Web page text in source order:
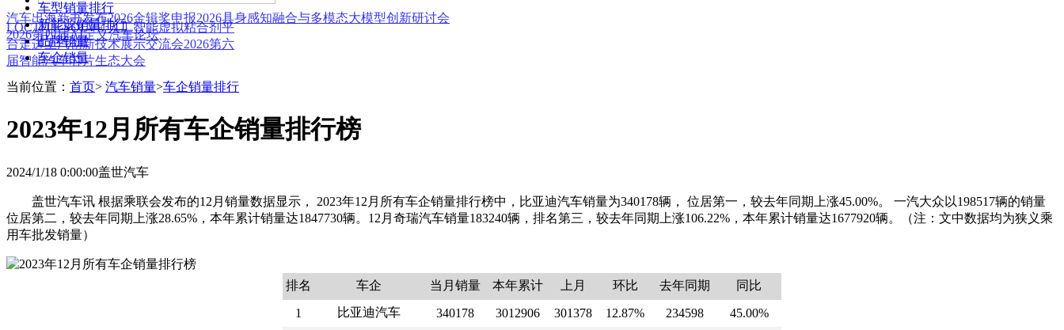
汽车出海新书发布2026金辑奖申报2026具身感知融合与多模态大模型创新研讨会
2026第四届AI定义汽车论坛
LOCTITE SOLVE 人工智能虚拟粘合剂平
台走进上汽创新技术展示交流会2026第六
届智能汽车芯片生态大会
车型销量排行
新能源销量排行
品牌销量
车企销量
当前位置： 首页> 汽车销量>车企销量排行
2023年12月所有车企销量排行榜
2024/1/18 0:00:00盖世汽车
盖世汽车讯 根据乘联会发布的12月销量数据显示， 2023年12月所有车企销量排行榜中，比亚迪汽车销量为340178辆， 位居第一，较去年同期上涨45.00%。 一汽大众以198517辆的销量
位居第二，较去年同期上涨28.65%，本年累计销量达1847730辆。12月奇瑞汽车销量183240辆，排名第三，较去年同期上涨106.22%，本年累计销量达1677920辆。（注：文中数据均为狭义乘
用车批发销量）
排名 车企 当月销量 本年累计 上月 环比 去年同期 同比
1 比亚迪汽车 340178 3012906 301378 12.87% 234598
45.00%